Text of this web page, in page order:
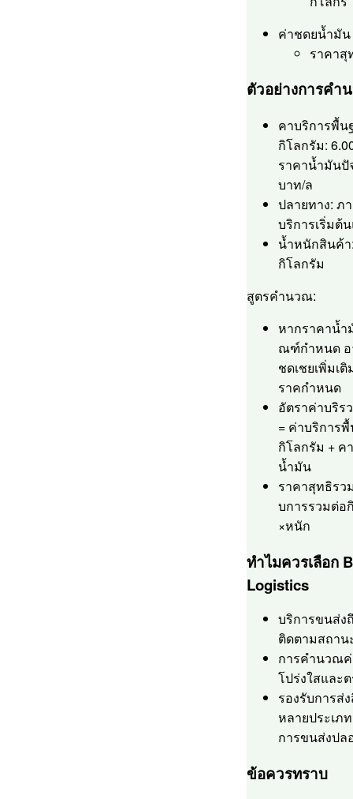
ค่าชดยน้ำมัน
ราคาสุ
ตัวอย่างการคำ
คาบริการพื้น
กิโลกรัม:
ราคาน้ำมันปั
บาท/ล
ปลายทาง: ภ
บริการเริ่มต้
น้ำหนักสินค้า
กิโลกรัม
สูตรคำนวณ:
หากราคาน้ำ
ณฑ์กำหนด อ
ชดเชยเพิ่มเ
ราคกำหนด
อัตราค่าบริร
= ค่าบริการ
กิโลกรัม + ค
น้ำมัน
ราคาสุทธิรว
บการรวมต่อ
×หนัก
ทำไมควรเลือก
Logistics
บริการขนส่ง
ติดตามสถาน
การคำนวณ
โปร่งใสและ
รองรับการส่
หลายประเภ
การขนส่งปล
ข้อควรทราบ